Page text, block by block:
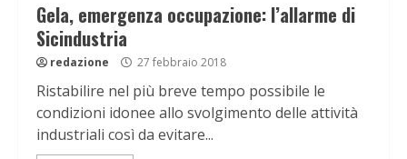
Gela, emergenza occupazione: l’allarme di
Sicindustria
redazione 27 febbraio 2018
Ristabilire nel più breve tempo possibile le
condizioni idonee allo svolgimento delle attività
industriali così da evitare...